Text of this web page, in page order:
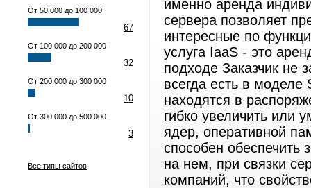
От 50 000 до 100 000
67
От 100 000 до 200 000
32
От 200 000 до 300 000
10
От 300 000 до 500 000
3
Все типы сайтов
именно аренда
сервера позволяет
интересные по
услуга IaaS - это
подходе Заказчик не
всегда есть в
находятся в
гибко увеличить или
ядер, оперативной
способен обеспечить
на нем, при связки
компаний, что